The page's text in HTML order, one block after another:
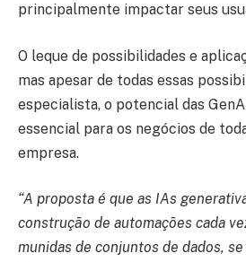
principalmente impactar seus
O leque de possibilidades e
mas apesar de todas essas
especialista, o potencial das
essencial para os negócios de
empresa.
“A proposta é que as IAs
construção de automações cada
munidas de conjuntos de dados,